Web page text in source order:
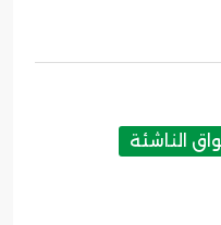
الناشئة